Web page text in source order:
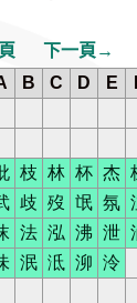
下一頁→
B C D E
枝 林 杯 杰
歧 歿 氓 氛
法 泓 沸 泄
泯 泜 泖 泠